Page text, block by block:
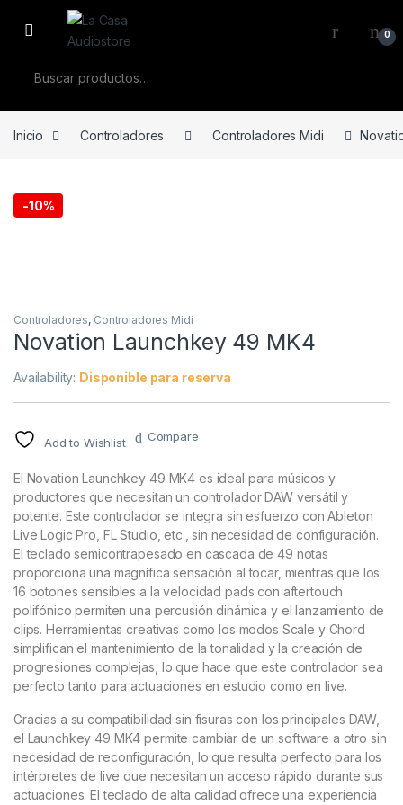
Skip to navigation
Skip to content
0
Inicio Controladores Controladores Midi
-10%
Controladores, Controladores Midi
Novation Launchkey 49 MK4
Availability: Disponible para reserva
Add to Wishlist Compare
El Novation Launchkey 49 MK4 es ideal para músicos y
productores que necesitan un controlador DAW versátil y
potente. Este controlador se integra sin esfuerzo con Ableton
Live Logic Pro, FL Studio, etc., sin necesidad de configuración.
El teclado semicontrapesado en cascada de 49 notas
proporciona una magnífica sensación al tocar, mientras que los
16 botones sensibles a la velocidad pads con aftertouch
polifónico permiten una percusión dinámica y el lanzamiento de
clips. Herramientas creativas como los modos Scale y Chord
simplifican el mantenimiento de la tonalidad y la creación de
progresiones complejas, lo que hace que este controlador sea
perfecto tanto para actuaciones en estudio como en live.
Gracias a su compatibilidad sin fisuras con los principales DAW,
el Launchkey 49 MK4 permite cambiar de un software a otro sin
necesidad de reconfiguración, lo que resulta perfecto para los
intérpretes de live que necesitan un acceso rápido durante sus
actuaciones. El teclado de alta calidad ofrece una experiencia